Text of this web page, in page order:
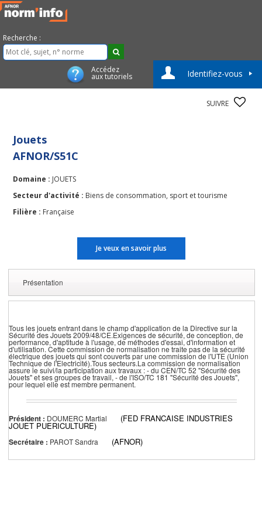
Recherche :
Accédez
aux tutoriels Identifiez-vous
SUIVRE
Jouets
AFNOR/S51C
Domaine : JOUETS
Secteur d'activité : Biens de consommation, sport et tourisme
Filière : Française
Je veux en savoir plus
Présentation
Tous les jouets entrant dans le champ d'application de la Directive sur la
Sécurité des Jouets 2009/48/CE.Exigences de sécurité, de conception, de
performance, d'aptitude à l'usage, de méthodes d'essai, d'information et
d'utilisation. Cette commission de normalisation ne traite pas de la sécurité
électrique des jouets qui sont couverts par une commission de l'UTE (Union
Technique de l'Electricité).Tous secteurs.La commission de normalisation
assure le suivi/la participation aux travaux : - du CEN/TC 52 "Sécurité des
Jouets" et ses groupes de travail, - de l'ISO/TC 181 "Sécurité des Jouets",
pour lequel elle est membre permanent.
Président : DOUMERC Martial (FED FRANCAISE INDUSTRIES
JOUET PUERICULTURE)
Secrétaire : PAROT Sandra (AFNOR)